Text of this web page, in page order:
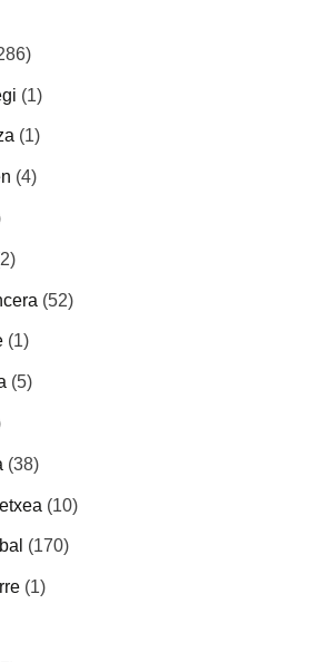
(1)
(1)
(4)
(52)
(1)
(5)
(38)
(10)
(170)
(1)